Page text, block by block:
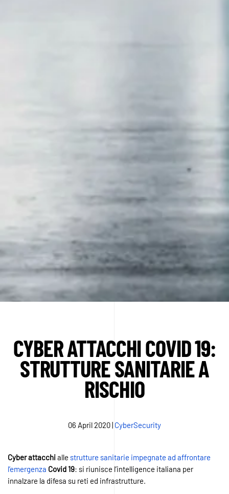
CYBER ATTACCHI COVID 19:
STRUTTURE SANITARIE A
RISCHIO
06 April 2020| CyberSecurity
Cyberattacchialle strutture sanitarie impegnate ad affrontare
l’emergenza Covid 19: si riunisce l’intelligence italiana per
innalzare la difesa su reti ed infrastrutture.